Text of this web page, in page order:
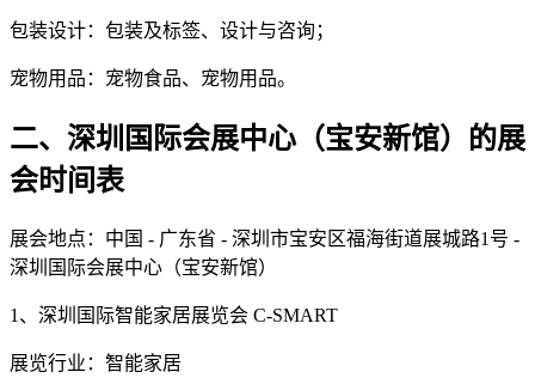
包装设计：包装及标签、设计与咨询；
宠物用品：宠物食品、宠物用品。
二、深圳国际会展中心（宝安新馆）的展
会时间表
展会地点：中国 - 广东省 - 深圳市宝安区福海街道展城路1号 -
深圳国际会展中心（宝安新馆）
1、深圳国际智能家居展览会 C-SMART
展览行业：智能家居